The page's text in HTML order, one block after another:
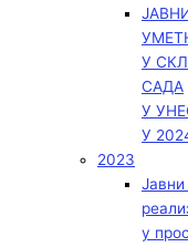
У
САДА
У
У
2023
у